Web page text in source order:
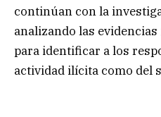
continúan con la
analizando las
para identificar a los
actividad ilícita como del